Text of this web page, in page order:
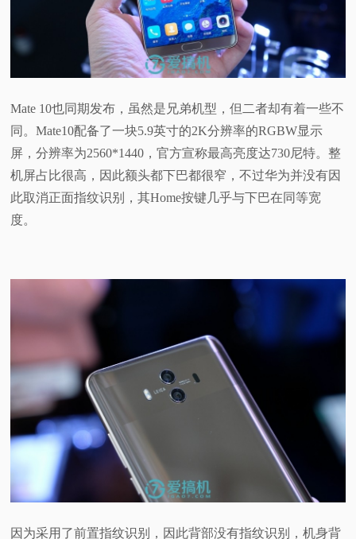
Mate 10也同期发布，虽然是兄弟机型，但二者却有着一些不
同。Mate10配备了一块5.9英寸的2K分辨率的RGBW显示
屏，分辨率为2560*1440，官方宣称最高亮度达730尼特。整
机屏占比很高，因此额头都下巴都很窄，不过华为并没有因
此取消正面指纹识别，其Home按键几乎与下巴在同等宽
度。
因为采用了前置指纹识别，因此背部没有指纹识别，机身背